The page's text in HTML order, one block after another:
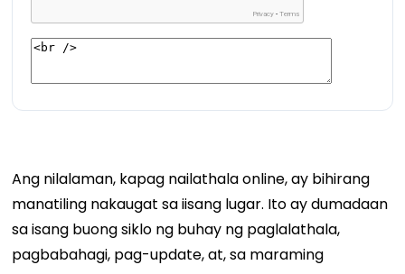
Ang nilalaman, kapag nailathala online, ay bihirang
manatiling nakaugat sa iisang lugar. Ito ay dumadaan
sa isang buong siklo ng buhay ng paglalathala,
pagbabahagi, pag-update, at, sa maraming